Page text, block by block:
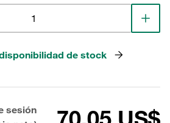
de stock
sesión